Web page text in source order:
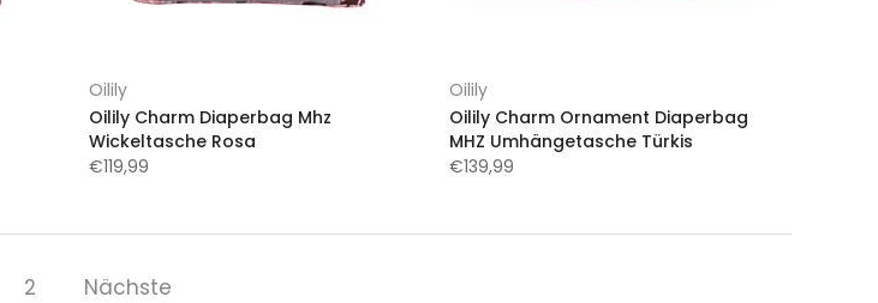
Oilily
Oilily Charm Diaperbag Mhz
Wickeltasche Rosa
€119,99
Oilily
Oilily Charm Ornament Diaperbag
MHZ Umhängetasche Türkis
€139,99
2 Nächste